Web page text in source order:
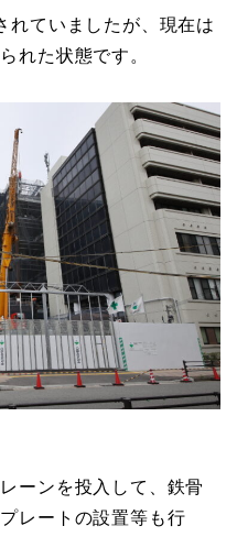
れていましたが、現在は
れた状態です。
ーンを投入して、鉄骨
レートの設置等も行